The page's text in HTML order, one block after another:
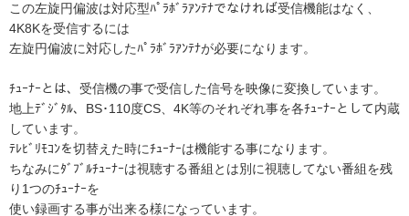
この左旋円偏波は対応型ﾊﾟﾗﾎﾞﾗｱﾝﾃﾅでなければ受信機能はなく、
4K8Kを受信するには
左旋円偏波に対応したﾊﾟﾗﾎﾞﾗｱﾝﾃﾅが必要になります。
ﾁｭｰﾅｰとは、受信機の事で受信した信号を映像に変換しています。
地上ﾃﾞｼﾞﾀﾙ、BS･110度CS、4K等のそれぞれ事を各ﾁｭｰﾅｰとして内蔵
しています。
ﾃﾚﾋﾞﾘﾓｺﾝを切替えた時にﾁｭｰﾅｰは機能する事になります。
ちなみにﾀﾞﾌﾞﾙﾁｭｰﾅｰは視聴する番組とは別に視聴してない番組を残
り1つのﾁｭｰﾅｰを
使い録画する事が出来る様になっています。